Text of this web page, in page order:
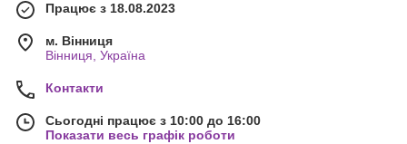
Працює з 18.08.2023
м. Вінниця
Вінниця, Україна
Контакти
Сьогодні працює з 10:00 до 16:00
Показати весь графік роботи